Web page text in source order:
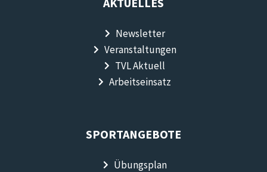
Newsletter
Veranstaltungen
TVL Aktuell
Arbeitseinsatz
SPORTANGEBOTE
Übungsplan